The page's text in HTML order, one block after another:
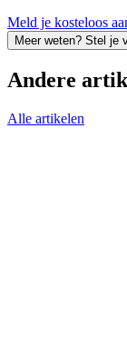
Meld je kosteloos
Meer weten? Stel je
Andere
Alle artikelen